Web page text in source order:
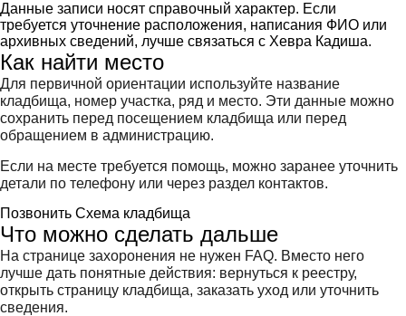
Данные записи носят справочный характер. Если
требуется уточнение расположения, написания ФИО или
архивных сведений, лучше связаться с Хевра Кадиша.
Как найти место
Для первичной ориентации используйте название
кладбища, номер участка, ряд и место. Эти данные можно
сохранить перед посещением кладбища или перед
обращением в администрацию.
Если на месте требуется помощь, можно заранее уточнить
детали по телефону или через раздел контактов.
Позвонить Схема кладбища
Что можно сделать дальше
На странице захоронения не нужен FAQ. Вместо него
лучше дать понятные действия: вернуться к реестру,
открыть страницу кладбища, заказать уход или уточнить
сведения.